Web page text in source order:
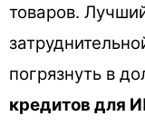
товаров.
погрязнуть в
кредитов для